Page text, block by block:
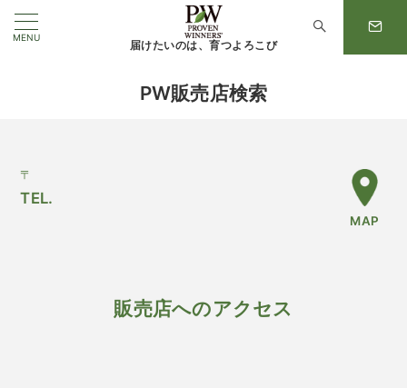
MENU
届けたいのは、育つよろこび
PW販売店検索
〒
TEL.
MAP
販売店へのアクセス